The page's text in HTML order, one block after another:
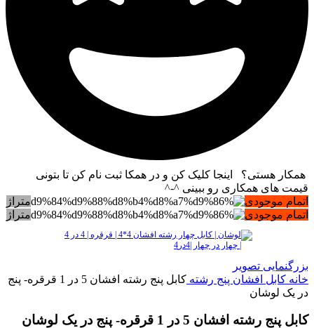
همکار هستی؟ اینجا کلیک کن و در همکا ثبت نام کن تا بتونی
قیمت های همکاری رو ببینی ^-^
اتمام موجودی
متراژ
اتمام موجودی
متراژ
بزرگنمایی تصویر
خانه کابل افشان پنج رشته
کابل پنج رشته افشان 5 در 1 قرقره- پنج
در یک لوشان
کابل پنج رشته افشان 5 در 1 قرقره- پنج در یک لوشان